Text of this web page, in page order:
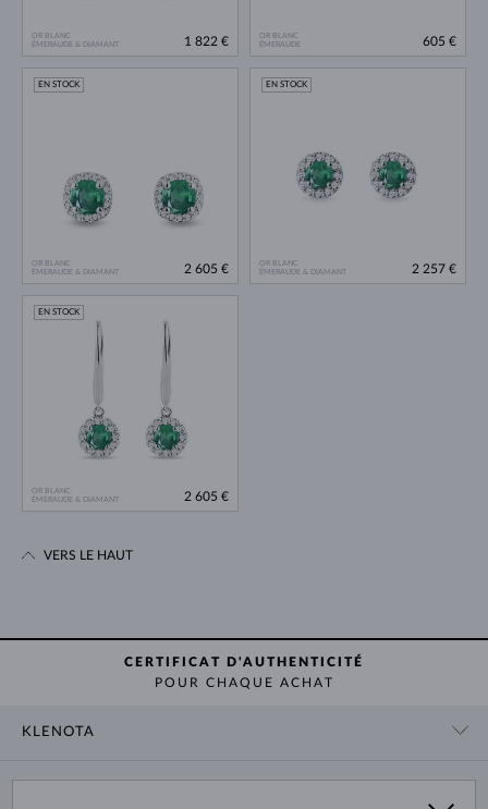
OR BLANC
ÉMERAUDE & DIAMANT
1 822 €
OR BLANC
ÉMERAUDE
605 €
OR BLANC
ÉMERAUDE & DIAMANT
EN STOCK
2 605 €
OR BLANC
ÉMERAUDE & DIAMANT
EN STOCK
2 257 €
OR BLANC
ÉMERAUDE & DIAMANT
EN STOCK
2 605 €
VERS LE HAUT
CERTIFICAT D'AUTHENTICITÉ
POUR CHAQUE ACHAT
KLENOTA